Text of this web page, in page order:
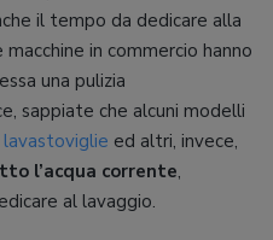
il tempo da dedicare alla
in commercio hanno
una pulizia
sappiate che alcuni modelli
lavastoviglie ed altri, invece,
l’acqua corrente,
al lavaggio.